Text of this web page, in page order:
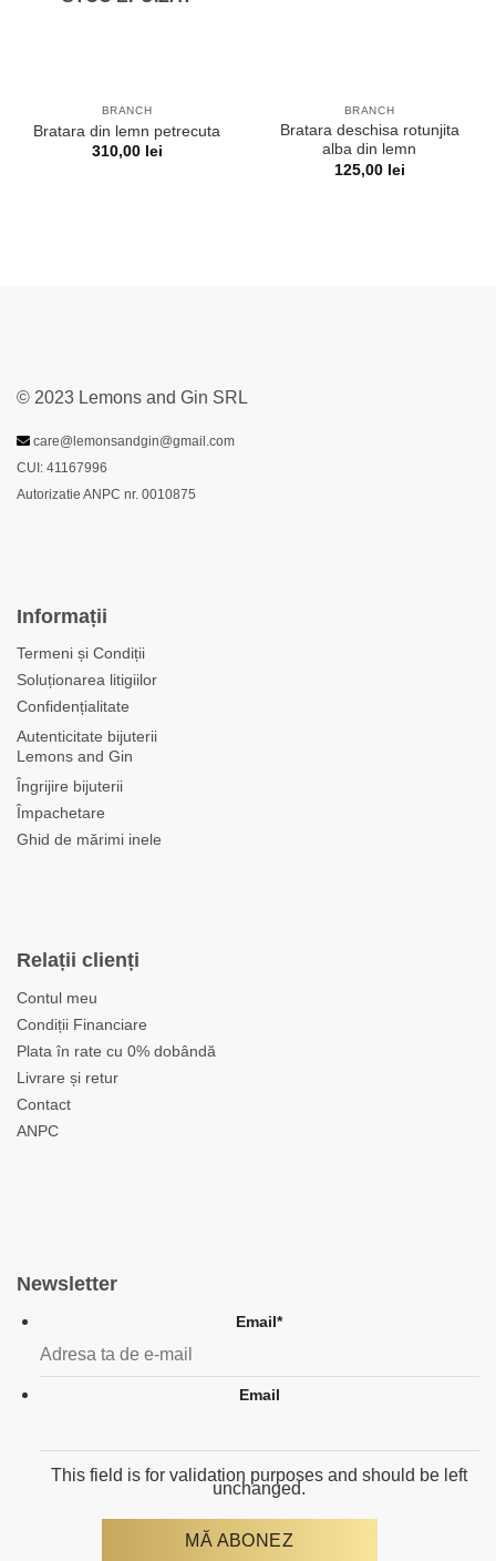
BRANCH
Bratara din lemn petrecuta
310,00 lei
BRANCH
Bratara deschisa rotunjita
alba din lemn
125,00 lei
© 2023 Lemons and Gin SRL
care@lemonsandgin@gmail.com
CUI: 41167996
Autorizatie ANPC nr. 0010875
Informații
Termeni și Condiții
Soluționarea litigiilor
Confidențialitate
Autenticitate bijuterii
Lemons and Gin
Îngrijire bijuterii
Împachetare
Ghid de mărimi inele
Relații clienți
Contul meu
Condiții Financiare
Plata în rate cu 0% dobândă
Livrare și retur
Contact
ANPC
Newsletter
Email*
Email
This field is for validation purposes and should be left
unchanged.